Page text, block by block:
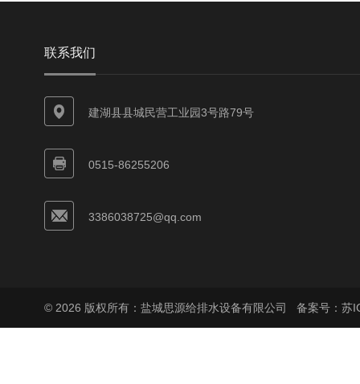
联系我们
建湖县县城民营工业园3号路79号
0515-86255206
3386038725@qq.com
© 2026 版权所有：盐城思源给排水设备有限公司 备案号：苏